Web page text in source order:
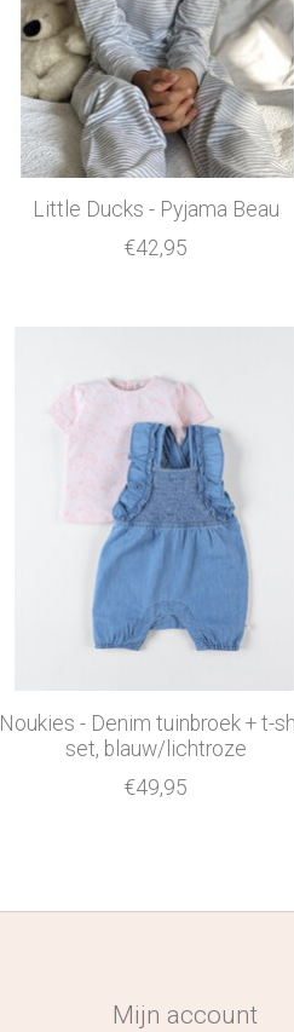
Little Ducks - Pyjama Beau
€42,95
Noukies - Denim tuinbroek + t-
set, blauw/lichtroze
€49,95
Mijn account